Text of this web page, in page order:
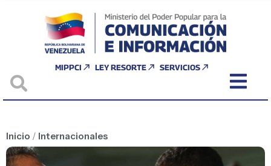
MIPPCI LEY RESORTE SERVICIOS
Inicio / Internacionales